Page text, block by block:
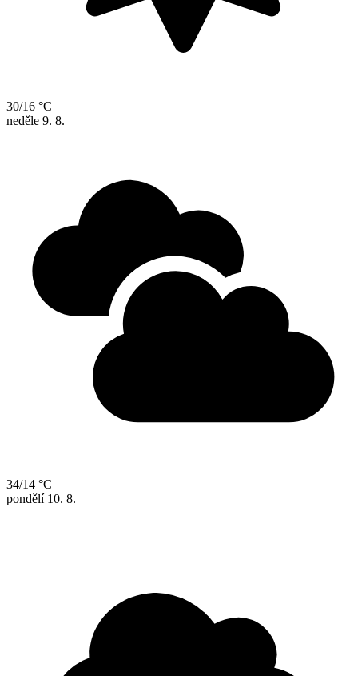
30/16 °C
neděle 9. 8.
34/14 °C
pondělí 10. 8.